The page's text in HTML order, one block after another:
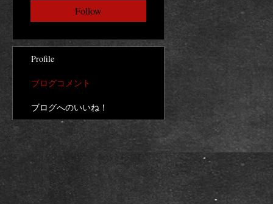
Follow
Profile
ブログコメント
ブログへのいいね！